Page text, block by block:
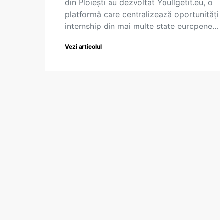
din Ploiești au dezvoltat Youllgetit.eu, o
platformă care centralizează
internship din mai multe state europene…
Vezi articolul